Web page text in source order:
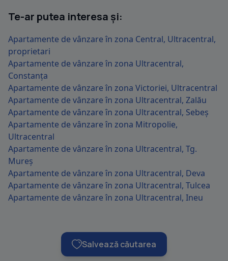
Te-ar putea interesa și:
Apartamente de vânzare în zona Central, Ultracentral,
proprietari
Apartamente de vânzare în zona Ultracentral,
Constanța
Apartamente de vânzare în zona Victoriei, Ultracentral
Apartamente de vânzare în zona Ultracentral, Zalău
Apartamente de vânzare în zona Ultracentral, Sebeș
Apartamente de vânzare în zona Mitropolie,
Ultracentral
Apartamente de vânzare în zona Ultracentral, Tg.
Mureș
Apartamente de vânzare în zona Ultracentral, Deva
Apartamente de vânzare în zona Ultracentral, Tulcea
Apartamente de vânzare în zona Ultracentral, Ineu
Salvează căutarea